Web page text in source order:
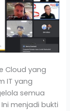
Cloud yang
IT yang
semua
menjadi bukti